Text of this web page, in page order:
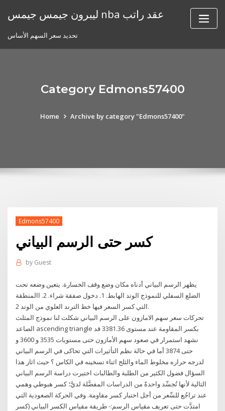
ليبرون جيمس جيمس nba عقد راتب
تحديد سعر السهم الأساس
Category Edmons57400
Home Archive by category "Edmons57400"
Edmons57400
كسر حتى الرسم البياني
by Guest
يظهر الرسم البياني أدناه مكان وضع وقف الخسارة. يتعين وضعه تحت
الضلع السفلي للنموذج الوتد الهابط. 1. دخول صفقة شراء. 2. االمنطقة
التي كسر السعر فيها خط الترند العلوي من الوتد 2.
تحركات سعر سهم الامازون على الرسم البياني شكلت لنا نموذج المثلث
الصاعد ascending triangle بكسر المقاومة عند مستوى 3381.36 قد
نشهد استمرار في صعود سهم الأمازون حتى مستويات 3535 و 3600 و
حتى 3874 أما في حالة نظم التأثيرات التي تحاكى في الرسم البياني
لدرجه حراره مخلوط الماء والثلج اثناء تسخينه في الكاس ؟ حيث اثار هذا
السؤال فضول الكثير من الطلبة والطالبات اختيرت دراسة الرسم البياني
التالية لأنها تُجسِّد واحدةً من الدراسات المفضَّلة لديَّ؛ كسر هبوطي وهمي
عند تراجُع للسِّعر من أجل اختبار كسر مقاومة. وفي الحركة الصعودية التي
امتدَّت حتى تعريف مقياس الرسم:- طريقة مقياس الكسر البياني (كسر